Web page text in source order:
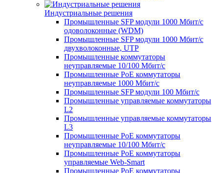
Индустриальные решения
Промышленные SFP модули 1000 Мбит/c
одоволоконные (WDM)
Промышленные SFP модули 1000 Мбит/c
двухволоконные, UTP
Промышленные коммутаторы
неуправляемые 10/100 Мбит/с
Промышленные PoE коммутаторы
неуправляемые 1000 Мбит/с
Промышленные SFP модули 100 Мбит/c
Промышленные управляемые коммутаторы
L2
Промышленные управляемые коммутаторы
L3
Промышленные PoE коммутаторы
неуправляемые 10/100 Мбит/с
Промышленные PoE коммутаторы
управляемые Web-Smart
Промышленные PoE коммутаторы